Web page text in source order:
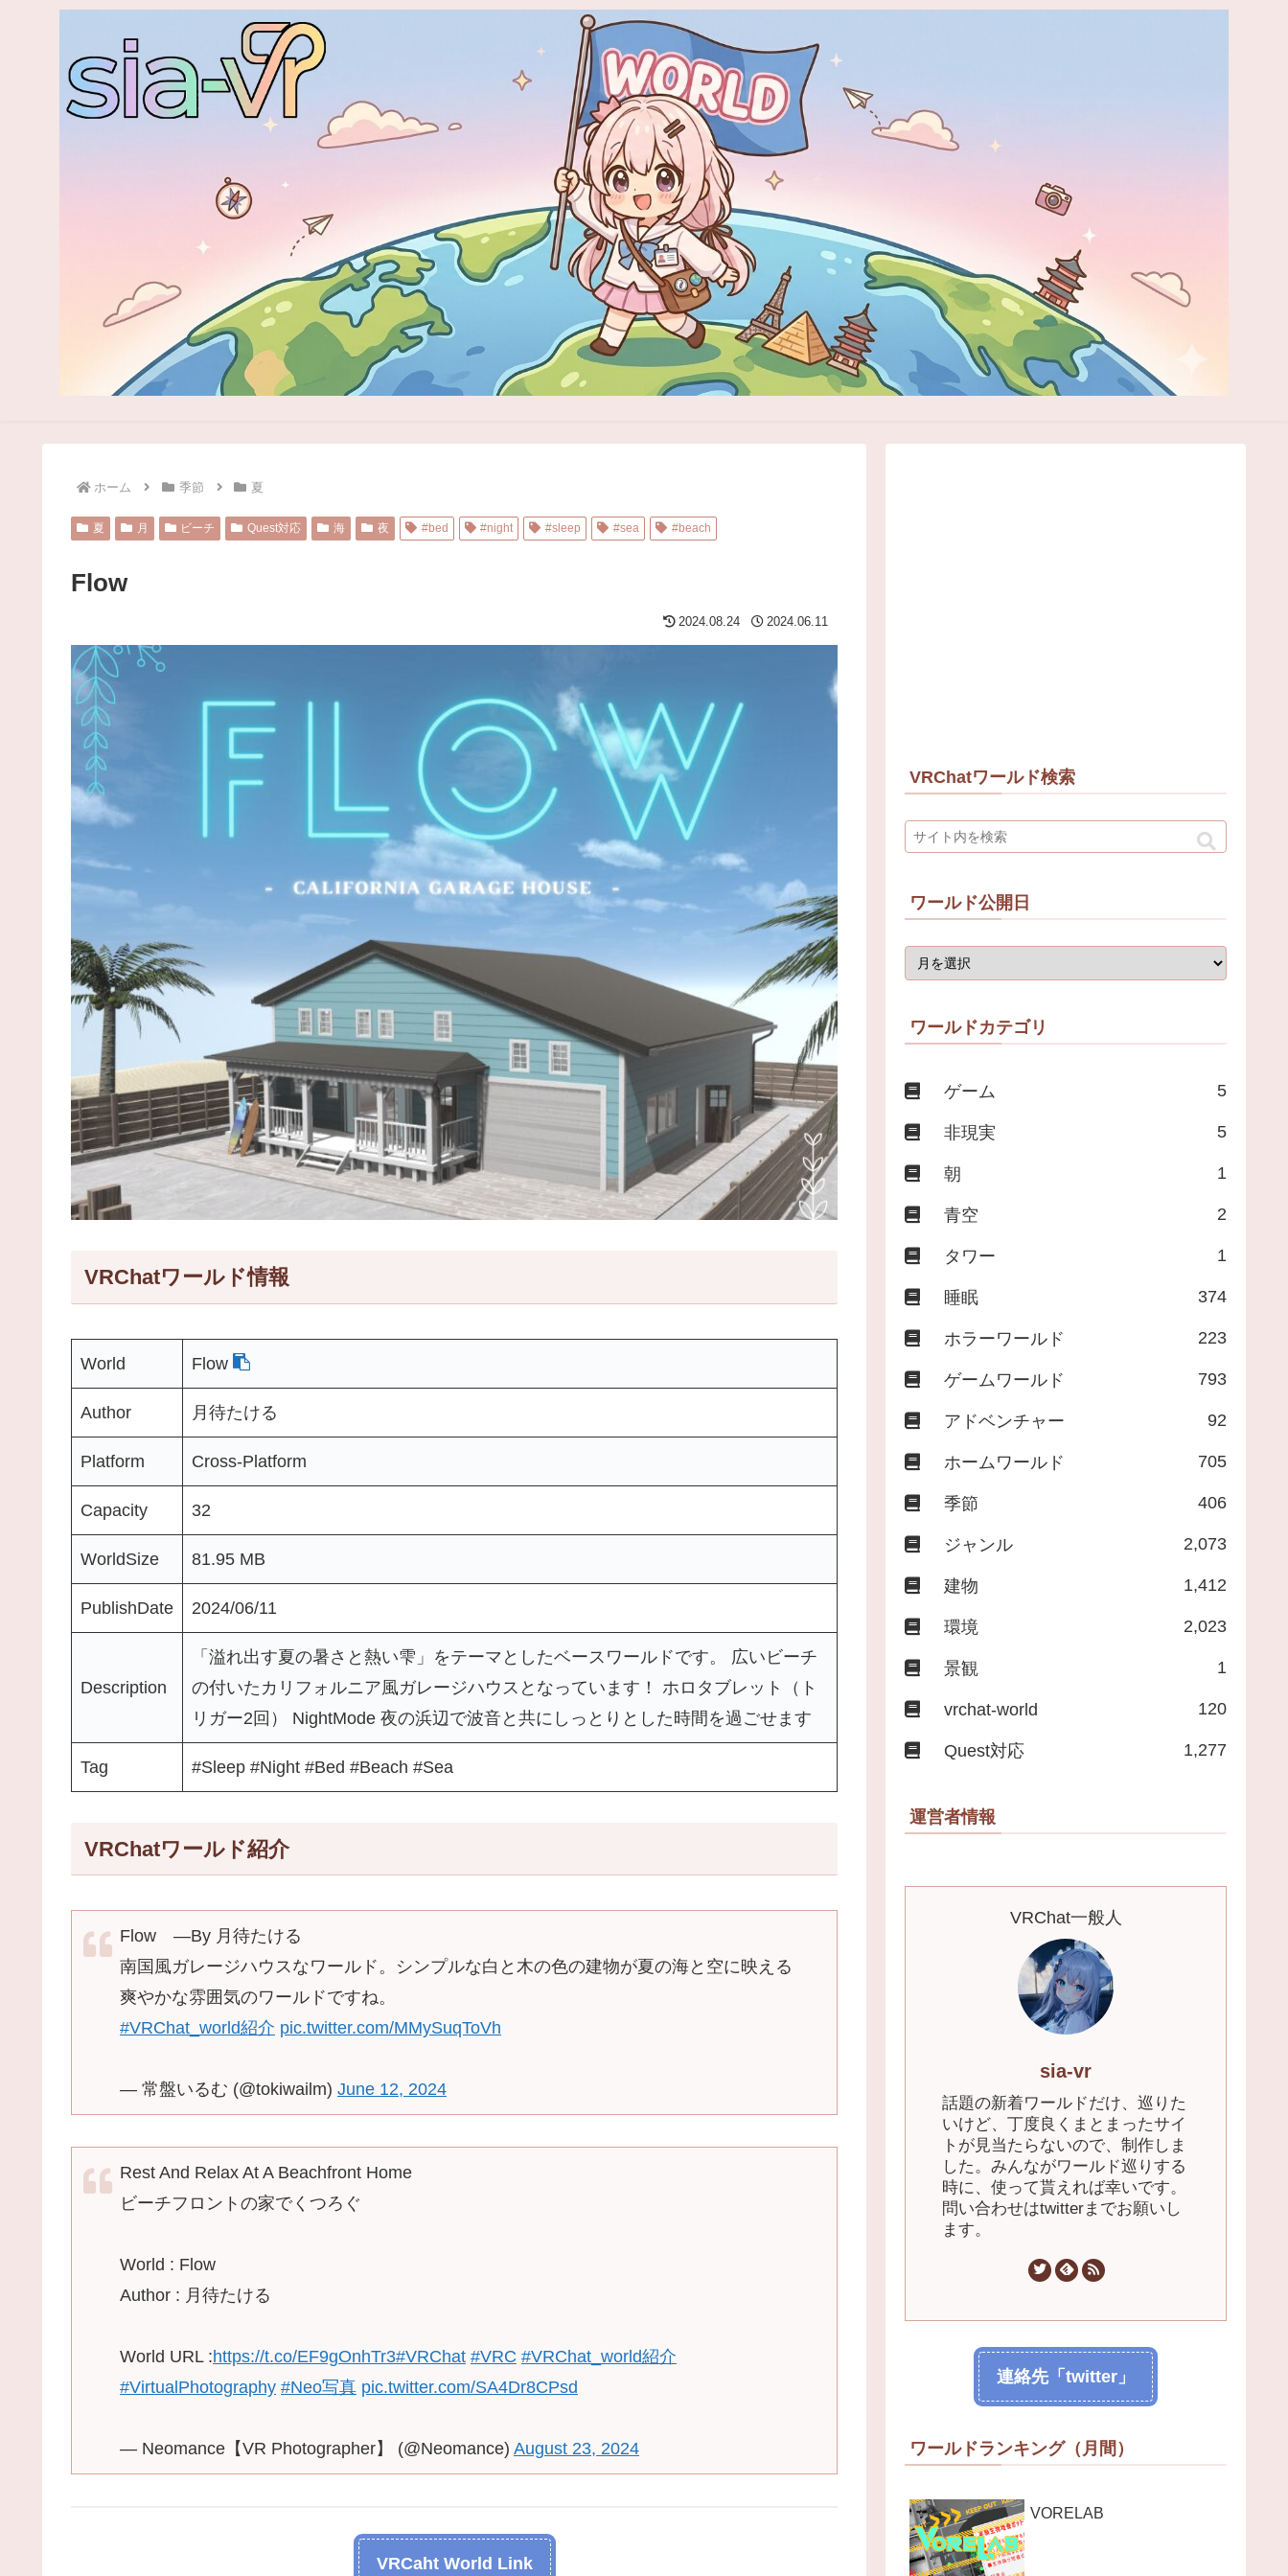
ホーム 季節 夏
夏 月 ビーチ Quest対応 海 夜 #bed #night #sleep #sea #beach
Flow
2024.08.24 2024.06.11
VRChatワールド情報
World Flow
Author 月待たける
Platform Cross-Platform
Capacity 32
WorldSize 81.95 MB
PublishDate 2024/06/11
Description
「溢れ出す夏の暑さと熱い雫」をテーマとしたベースワールドです。 広いビーチ
の付いたカリフォルニア風ガレージハウスとなっています！ ホロタブレット（ト
リガー2回） NightMode 夜の浜辺で波音と共にしっとりとした時間を過ごせます
Tag #Sleep #Night #Bed #Beach #Sea
VRChatワールド紹介
Flow ―By 月待たける
南国風ガレージハウスなワールド。シンプルな白と木の色の建物が夏の海と空に映える
爽やかな雰囲気のワールドですね。
#VRChat_world紹介 pic.twitter.com/MMySuqToVh
— 常盤いるむ (@tokiwailm) June 12, 2024
Rest And Relax At A Beachfront Home
ビーチフロントの家でくつろぐ
World : Flow
Author : 月待たける
World URL :https://t.co/EF9gOnhTr3#VRChat #VRC #VRChat_world紹介
#VirtualPhotography #Neo写真 pic.twitter.com/SA4Dr8CPsd
— Neomance【VR Photographer】 (@Neomance) August 23, 2024
VRCaht World Link
VRChatワールド検索
ワールド公開日
ワールドカテゴリ
ゲーム 5
非現実 5
朝 1
青空 2
タワー 1
睡眠 374
ホラーワールド 223
ゲームワールド 793
アドベンチャー 92
ホームワールド 705
季節 406
ジャンル 2,073
建物 1,412
環境 2,023
景観 1
vrchat-world 120
Quest対応 1,277
運営者情報
VRChat一般人
sia-vr
話題の新着ワールドだけ、巡りた
いけど、丁度良くまとまったサイ
トが見当たらないので、制作しま
した。みんながワールド巡りする
時に、使って貰えれば幸いです。
問い合わせはtwitterまでお願いし
ます。
連絡先「twitter」
ワールドランキング（月間）
VORELAB